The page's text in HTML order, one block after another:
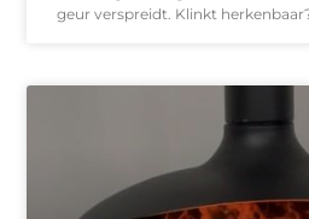
geur verspreidt. Klinkt